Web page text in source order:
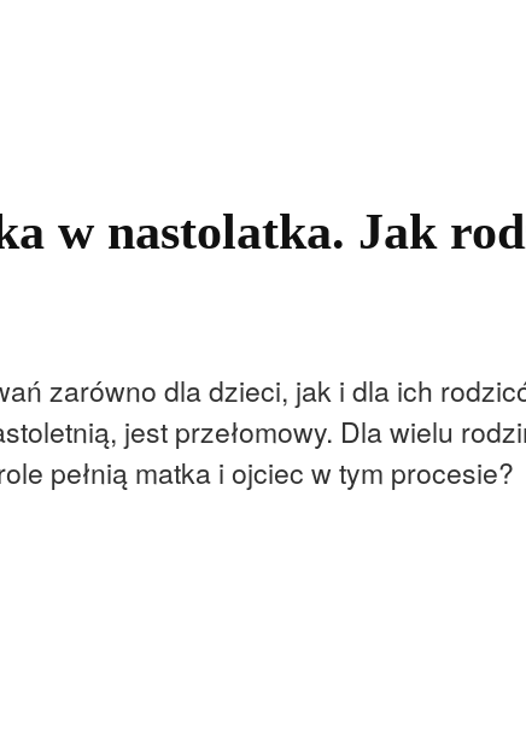
w nastolatka. Jak
zarówno dla dzieci, jak i dla ich
jest przełomowy. Dla wielu
pełnią matka i ojciec w tym procesie?